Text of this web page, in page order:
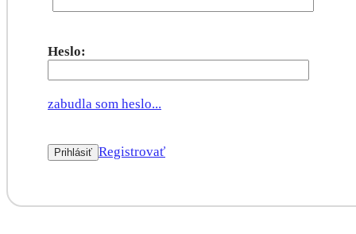
Heslo:
zabudla som heslo...
Registrovať